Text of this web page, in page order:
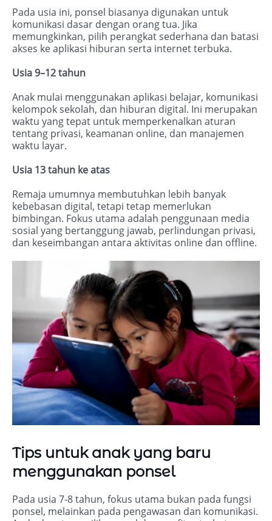
Pada usia ini, ponsel biasanya digunakan untuk
komunikasi dasar dengan orang tua. Jika
memungkinkan, pilih perangkat sederhana dan batasi
akses ke aplikasi hiburan serta internet terbuka.
Usia 9–12 tahun
Anak mulai menggunakan aplikasi belajar, komunikasi
kelompok sekolah, dan hiburan digital. Ini merupakan
waktu yang tepat untuk memperkenalkan aturan
tentang privasi, keamanan online, dan manajemen
waktu layar.
Usia 13 tahun ke atas
Remaja umumnya membutuhkan lebih banyak
kebebasan digital, tetapi tetap memerlukan
bimbingan. Fokus utama adalah penggunaan media
sosial yang bertanggung jawab, perlindungan privasi,
dan keseimbangan antara aktivitas online dan offline.
Tips untuk anak yang baru
menggunakan ponsel
Pada usia 7-8 tahun, fokus utama bukan pada fungsi
ponsel, melainkan pada pengawasan dan komunikasi.